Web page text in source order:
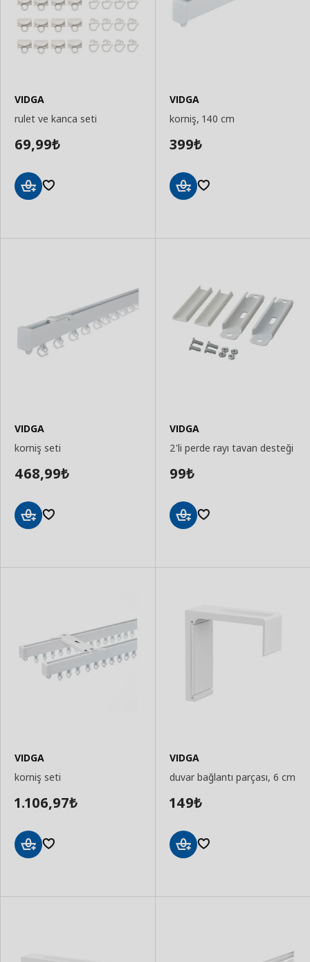
VIDGA
rulet ve kanca seti
69,99₺
VIDGA
korniş, 140 cm
399₺
VIDGA
korniş seti
468,99₺
VIDGA
2'li perde rayı tavan desteği
99₺
VIDGA
korniş seti
1.106,97₺
VIDGA
duvar bağlantı parçası, 6 cm
149₺